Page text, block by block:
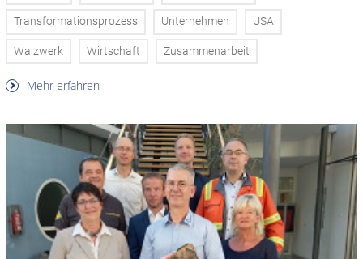
Transformationsprozess Unternehmen USA
Walzwerk Wirtschaft Zusammenarbeit
Mehr erfahren